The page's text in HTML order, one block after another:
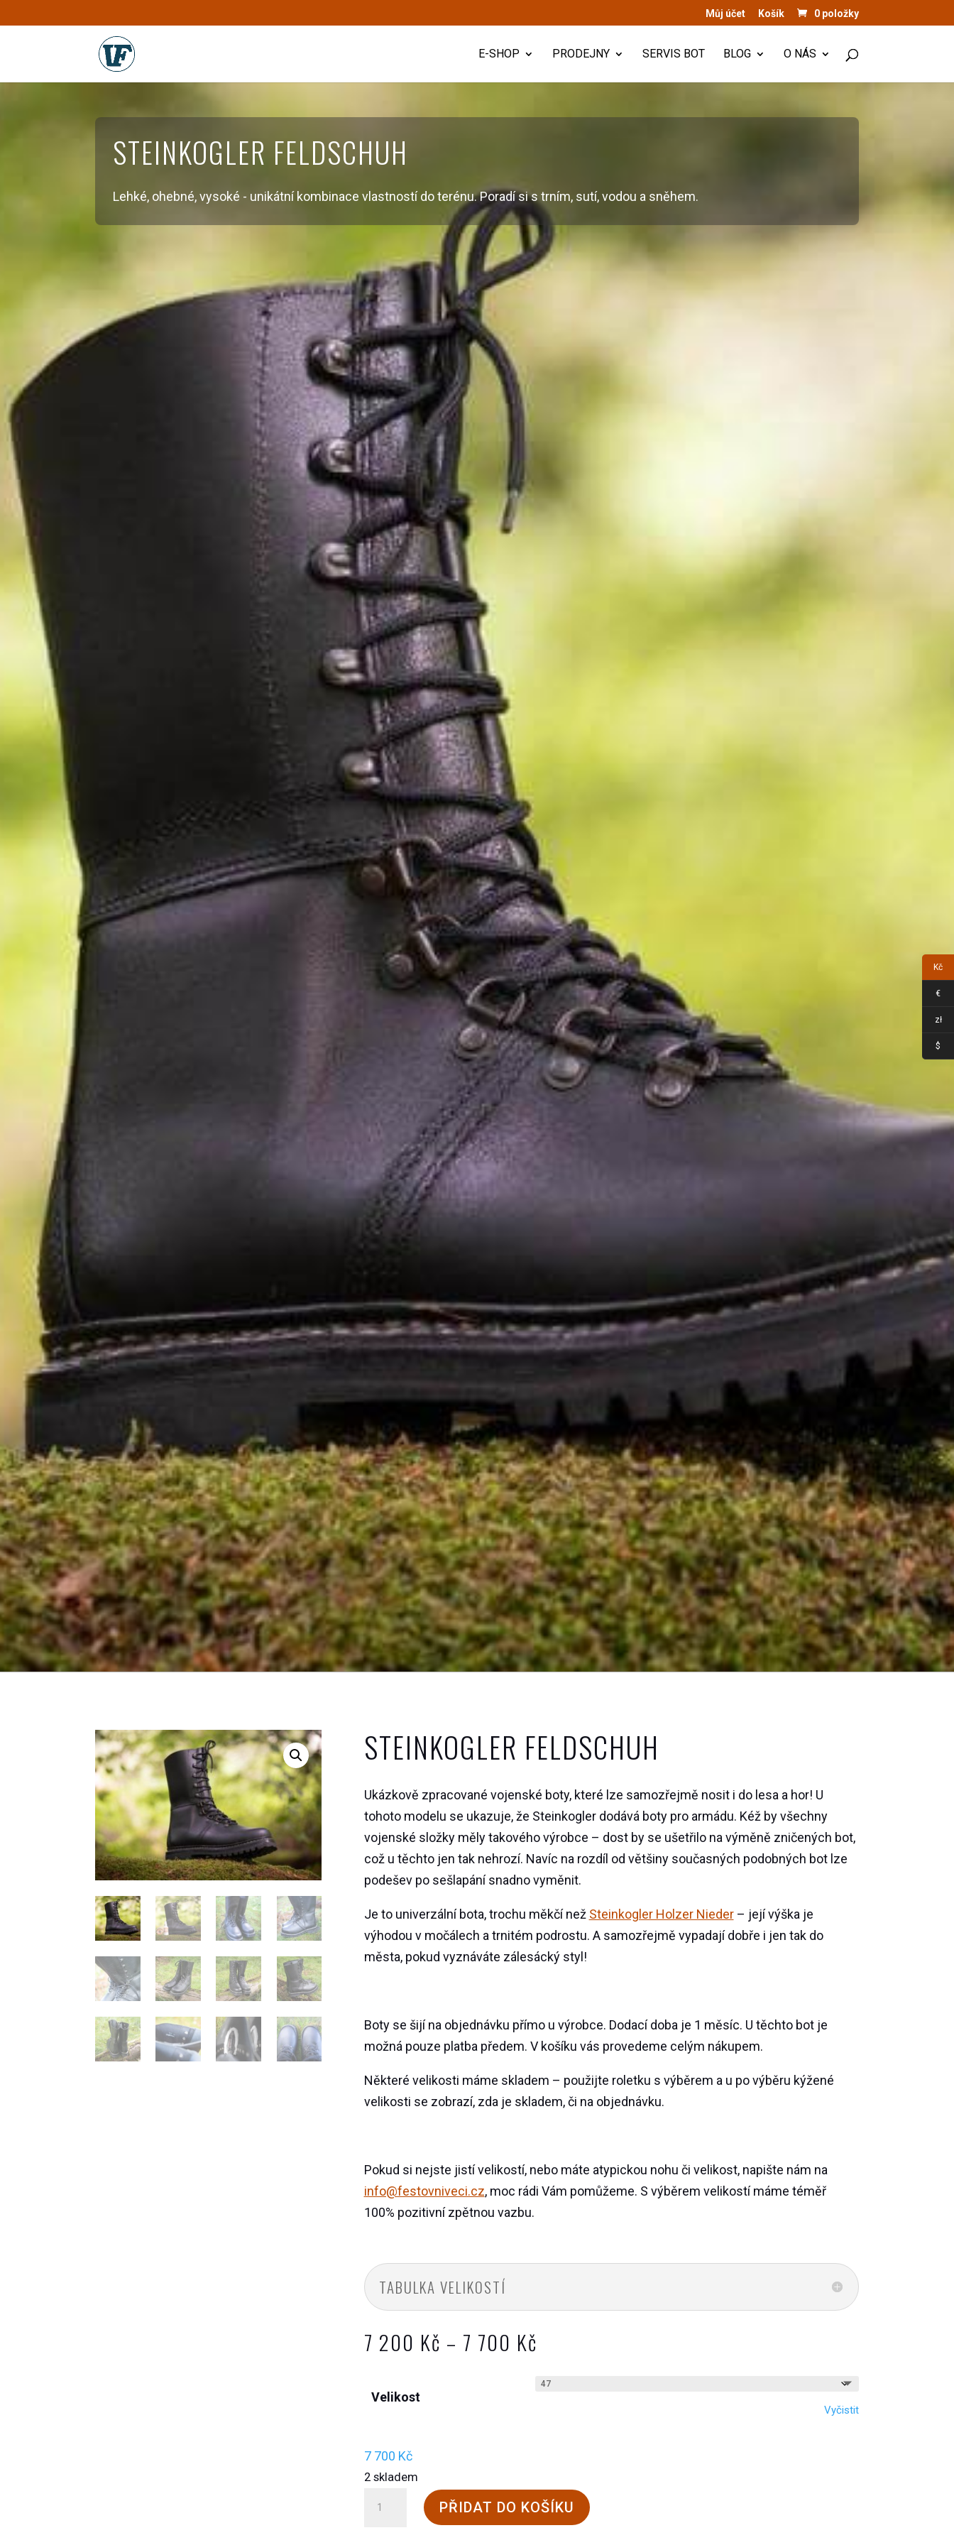
Můj účet Košík 0 položky
E-SHOP PRODEJNY SERVIS BOT BLOG O NÁS
STEINKOGLER FELDSCHUH
Lehké, ohebné, vysoké - unikátní kombinace vlastností do terénu. Poradí si s trním, sutí, vodou a sněhem.
STEINKOGLER FELDSCHUH
Ukázkově zpracované vojenské boty, které lze samozřejmě nosit i do lesa a hor! U
tohoto modelu se ukazuje, že Steinkogler dodává boty pro armádu. Kéž by všechny
vojenské složky měly takového výrobce – dost by se ušetřilo na výměně zničených bot,
což u těchto jen tak nehrozí. Navíc na rozdíl od většiny současných podobných bot lze
podešev po sešlapání snadno vyměnit.
Je to univerzální bota, trochu měkčí než Steinkogler Holzer Nieder– její výška je
výhodou v močálech a trnitém podrostu. A samozřejmě vypadají dobře i jen tak do
města, pokud vyznáváte zálesácký styl!
Boty se šijí na objednávku přímo u výrobce. Dodací doba je 1 měsíc. U těchto bot je
možná pouze platba předem. V košíku vás provedeme celým nákupem.
Některé velikosti máme skladem – použijte roletku s výběrem a u po výběru kýžené
velikosti se zobrazí, zda je skladem, či na objednávku.
Pokud si nejste jistí velikostí, nebo máte atypickou nohu či velikost, napište nám na
info@festovniveci.cz, moc rádi Vám pomůžeme. S výběrem velikostí máme téměř
100% pozitivní zpětnou vazbu.
TABULKA VELIKOSTÍ
7 200 Kč – 7 700 Kč
7
Velikost
Vyčistit
7 700 Kč
2 skladem
Steinkogler
PŘIDAT DO KOŠÍKU
Kč
€
zł
$